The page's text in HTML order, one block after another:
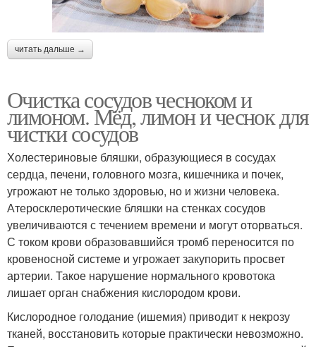
читать дальше →
Очистка сосудов чесноком и
лимоном. Мёд, лимон и чеснок для
чистки сосудов
Холестериновые бляшки, образующиеся в сосудах
сердца, печени, головного мозга, кишечника и почек,
угрожают не только здоровью, но и жизни человека.
Атеросклеротические бляшки на стенках сосудов
увеличиваются с течением времени и могут оторваться.
С током крови образовавшийся тромб переносится по
кровеносной системе и угрожает закупорить просвет
артерии. Такое нарушение нормального кровотока
лишает орган снабжения кислородом крови.
Кислородное голодание (ишемия) приводит к некрозу
тканей, восстановить которые практически невозможно.